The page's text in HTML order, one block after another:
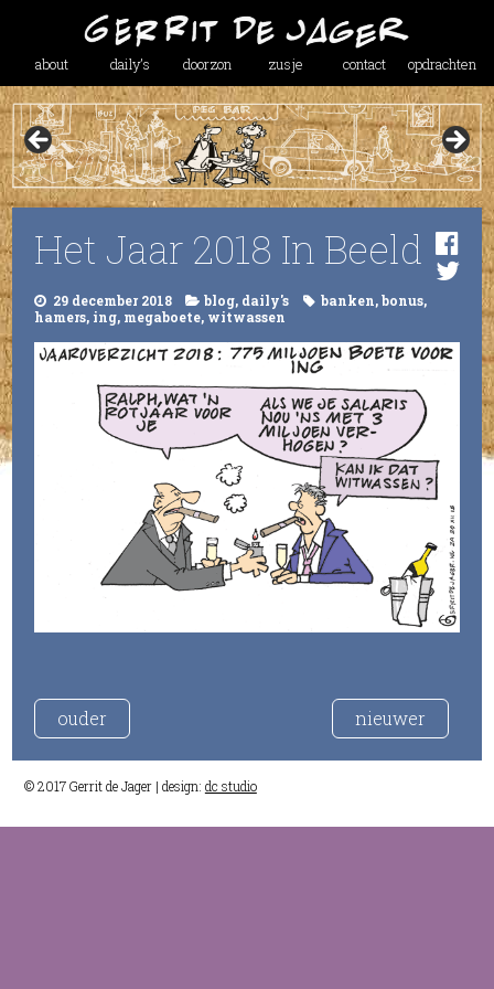
about daily’s doorzon zusje contact opdrachten
Het Jaar 2018 In Beeld
29 december 2018 blog, daily's banken,bonus,
hamers, ing, megaboete, witwassen
ouder nieuwer
© 2017 Gerrit de Jager | design: dc studio